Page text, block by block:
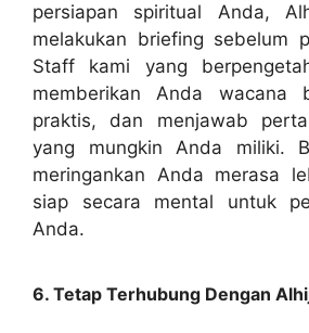
persiapan spiritual Anda,
melakukan briefing sebelum
Staff kami yang
memberikan Anda wacana
praktis, dan menjawab
yang mungkin Anda miliki.
meringankan Anda merasa
siap secara mental untuk
Anda.
6. Tetap Terhubung Dengan